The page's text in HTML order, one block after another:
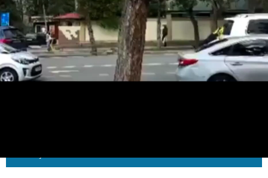
Qaçmağa çalışan sürücü yol
polisini kapotda sürüdü